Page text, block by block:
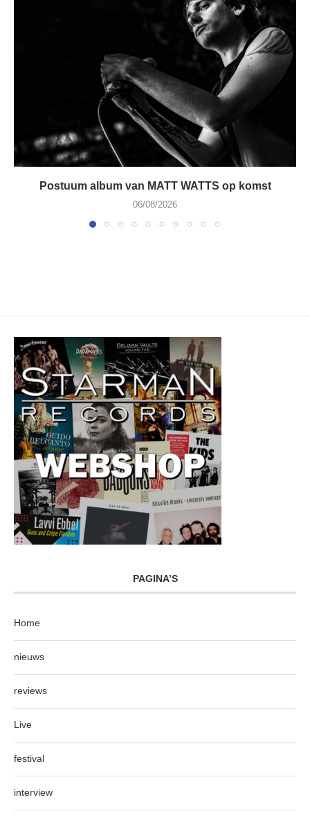
Postuum album van MATT WATTS op komst
06/08/2026
PAGINA’S
Home
nieuws
reviews
Live
festival
interview